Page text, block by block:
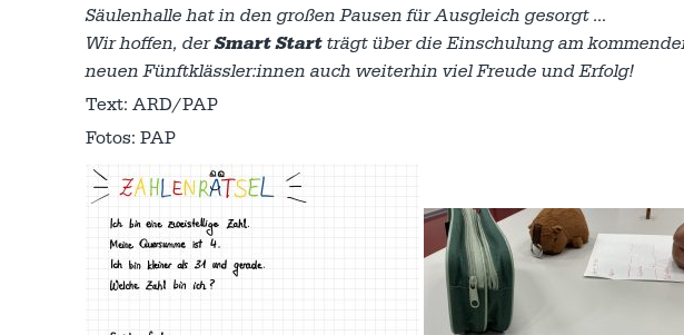
Säulenhalle hat in den großen Pausen für Ausgleich gesorgt …
Wir hoffen, derSmart Start trägt über die Einschulung am
neuen Fünftklässler:innen auch weiterhin viel Freude und Erfolg!
Text: ARD/PAP
Fotos: PAP